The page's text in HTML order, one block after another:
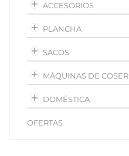
ACCESORIOS
PLANCHA
SACOS
MÁQUINAS DE COSER
DOMÉSTICA
OFERTAS